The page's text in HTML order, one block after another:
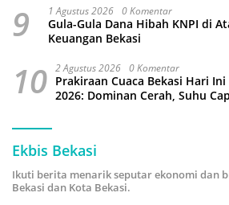
9 1 Agustus 2026 0 Komentar
Gula-Gula Dana Hibah KNPI di
Keuangan Bekasi
10 2 Agustus 2026 0 Komentar
Prakiraan Cuaca Bekasi Hari
2026: Dominan Cerah, Suhu
Ekbis Bekasi
Ikuti berita menarik seputar ekonomi dan
Bekasi dan Kota Bekasi.